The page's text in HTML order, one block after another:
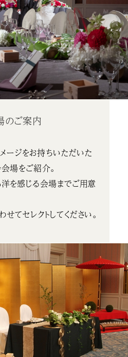
のご案内
ージをお持ちいただいた
場をご紹介。
を感じる会場までご用意
てセレクトしてください。